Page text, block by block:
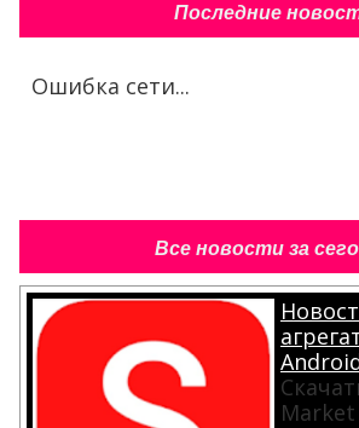
Последние
Ошибка сети...
Все новости за
Market